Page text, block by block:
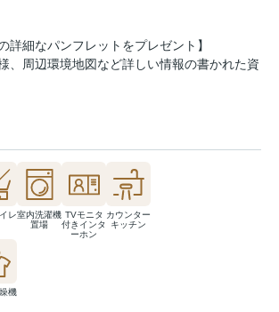
詳細なパンフレットをプレゼント】
、周辺環境地図など詳しい情報の書かれた資
レ室内洗濯機
置場
TVモニタ
付きインタ
ーホン
カウンター
キッチン
機